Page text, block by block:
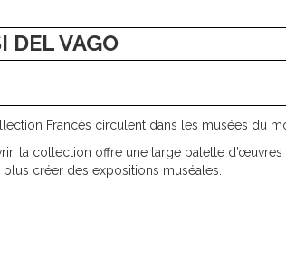
DEL VAGO
Francès circulent dans les musées du
la collection offre une large palette
créer des expositions muséales.